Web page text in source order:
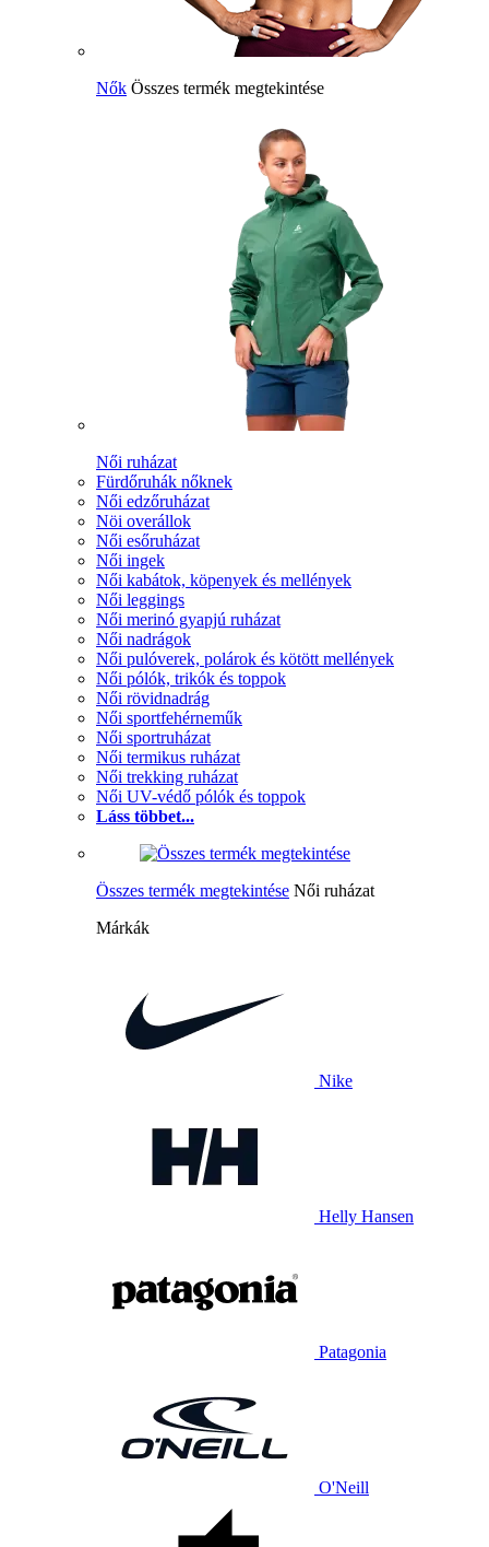
Nők Összes termék megtekintése
Női ruházat
Fürdőruhák nőknek
Női edzőruházat
Nöi overállok
Női esőruházat
Női ingek
Női kabátok, köpenyek és mellények
Női leggings
Női merinó gyapjú ruházat
Női nadrágok
Női pulóverek, polárok és kötött mellények
Női pólók, trikók és toppok
Női rövidnadrág
Női sportfehérneműk
Női sportruházat
Női termikus ruházat
Női trekking ruházat
Női UV-védő pólók és toppok
Láss többet...
Összes termék megtekintése Női ruházat
Márkák
Nike
Helly Hansen
Patagonia
O'Neill